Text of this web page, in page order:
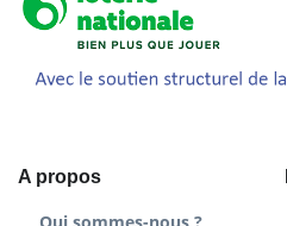
A propos
Qui sommes-nous ?